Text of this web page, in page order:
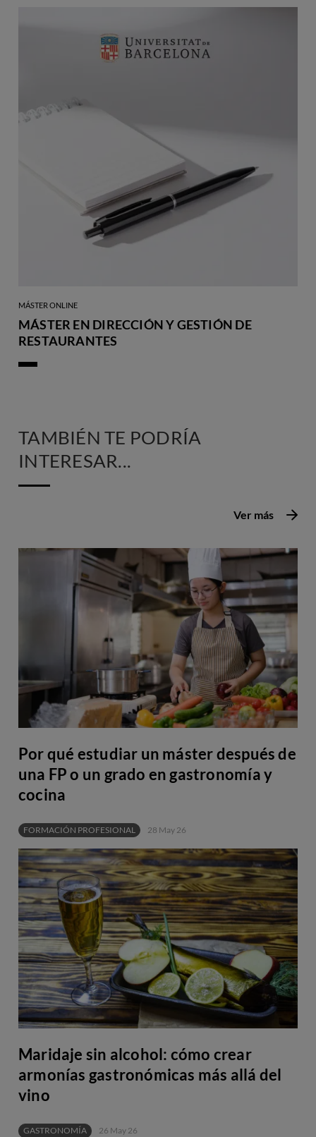
MÁSTER ONLINE
MÁSTER EN DIRECCIÓN Y GESTIÓN DE
RESTAURANTES
TAMBIÉN TE PODRÍA
INTERESAR...
Por qué estudiar un máster después de
una FP o un grado en gastronomía y
cocina
FORMACIÓN PROFESIONAL 28 May 26
Maridaje sin alcohol: cómo crear
armonías gastronómicas más allá del
vino
GASTRONOMÍA 26 May 26
Ver más